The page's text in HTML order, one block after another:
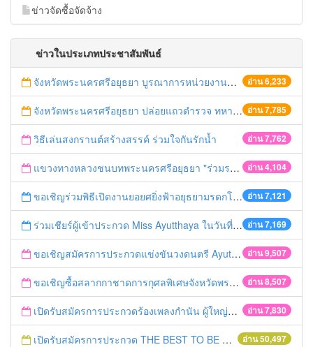
ข่าวจัดซื้อจัดจ้าง
ข่าวในประเภทประชาสัมพันธ์
อ่าน 6,233
จังหวัดพระนครศรีอยุธยา บูรณาการหน่วยงานที่เกี่ยวข้อง ลงพื้นที่จัดระเบียบและดำเนินมาตรการตามบทลงโทษสูงสุดกับผู้ประกอบการร้านค้าที่ยังฝ่าฝืนตั้งร้านค้ารุกล้ำเขตพื้นที่ทางหลวง เตรียมความปลอดภัยก่อนเทศกาลสงกรานต์
อ่าน 7,785
จังหวัดพระนครศรีอยุธยา ปล่อยแถวตำรวจ ทหาร ฝ่ายปกครอง กว่า 100 นาย ตรวจเข้มท่ารถสาธารณะ สถานีขนส่งรถโดยสาร วินรถตู้ และสถานีรถไฟ เตรียมรับมือเทศกาลสงกรานต์
อ่าน 7,762
วิธีเล่นสงกรานต์สร้างสรรค์ ร่วมใจกันรักน้ำ
อ่าน 4,104
แขวงทางหลวงชนบทพระนครศรีอยุธยา "ร่วมรณรงค์ ขับช้า เปิดไฟหน้า คาดเข็มขัด" เทศกาลสงกรานต์ ปี 2561
อ่าน 7,121
ขอเชิญร่วมพิธีเปิดงานยอยศยิ่งฟ้าอยุธยามรดกโลก
อ่าน 7,169
ร่วมเชียร์ผู้เข้าประกวด Miss Ayutthaya ในวันที่ 15 ธันวาคม 2560
อ่าน 9,507
ขอเชิญสมัครการประกวดแข่งขันวงดนตรี Ayutthaya battle of the bands
อ่าน 8,507
ขอเชิญซื้อสลากกาชาดการกุศลพิเศษจังหวัดพระนครศรีอยุธยา 2560
อ่าน 7,830
เปิดรับสมัครการประกวดร้องเพลงกำนัน ผู้ใหญ่บ้าน ฯลฯ
อ่าน 50,497
เปิดรับสมัครการประกวด THE BEST TO BE NUMBER ONE